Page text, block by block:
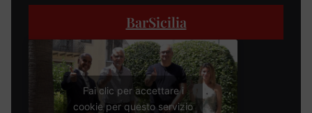
BarSicilia
Fai clic per accettare i
cookie per questo servizio